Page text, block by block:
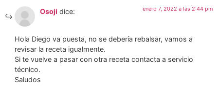
Osoji dice: enero 7, 2022 a las 2:44 pm
Hola Diego va puesta, no se debería rebalsar, vamos a
revisar la receta igualmente.
Si te vuelve a pasar con otra receta contacta a servicio
técnico.
Saludos